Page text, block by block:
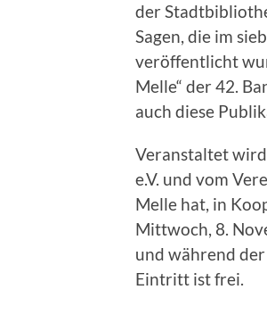
der
Sagen, die im
veröffentlicht
Melle“ der 42.
auch diese
Veranstaltet wird
e.V. und vom
Melle hat, in
Mittwoch, 8.
und während
Eintritt ist frei.